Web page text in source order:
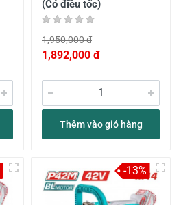
(Có điều tốc)
1,950,000 đ
1,892,000 đ
Thêm vào giỏ hàng
-13%